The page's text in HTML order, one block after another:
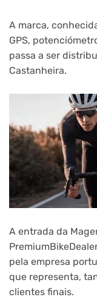
A marca,
GPS,
passa a ser
Castanheira.
A entrada da
pela empresa
que representa,
clientes finais.